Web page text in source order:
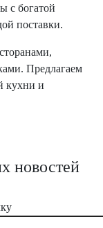
с богатой
поставки.
Предлагаем
кухни и
новостей